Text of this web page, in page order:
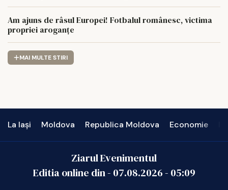
Am ajuns de râsul Europei! Fotbalul românesc, victima
propriei aroganțe
MAI MULTE STIRI
La Iași Moldova Republica Moldova Economie
Ziarul Evenimentul
Editia online din - 07.08.2026- 05:09